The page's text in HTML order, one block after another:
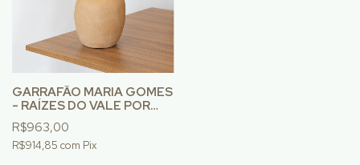
GARRAFÃO MARIA GOMES
- RAÍZES DO VALE POR
LUFE GOMES
R$963,00
R$914,85 com Pix